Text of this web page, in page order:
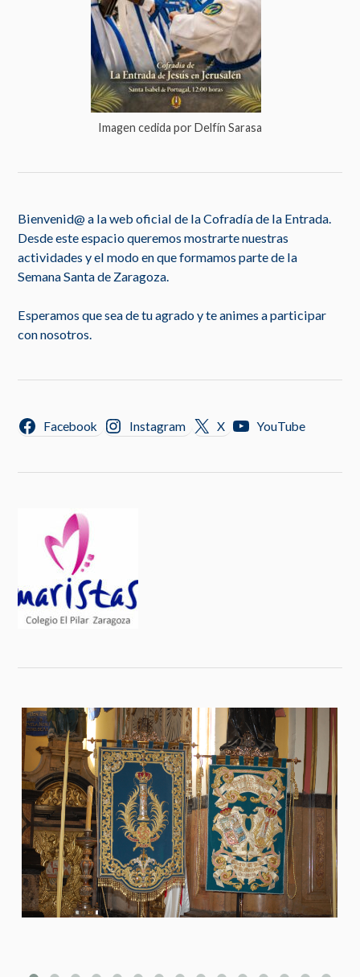
Imagen cedida por Delfín Sarasa
Bienvenid@ a la web oficial de la Cofradía de la Entrada.
Desde este espacio queremos mostrarte nuestras
actividades y el modo en que formamos parte de la
Semana Santa de Zaragoza.
Esperamos que sea de tu agrado y te animes a participar
con nosotros.
Facebook Instagram X YouTube